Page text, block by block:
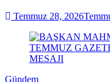
Temmuz 28, 2026
Gündem